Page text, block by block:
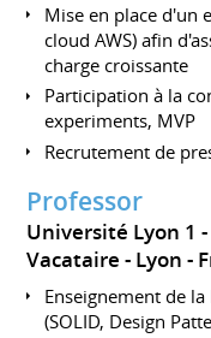
Mise en place d'un
cloud AWS) afin
charge croissante
Participation à la
experiments, MVP
Recrutement de
Professor
Université Lyon 1
Vacataire
Lyon
Enseignement de
(SOLID, Design